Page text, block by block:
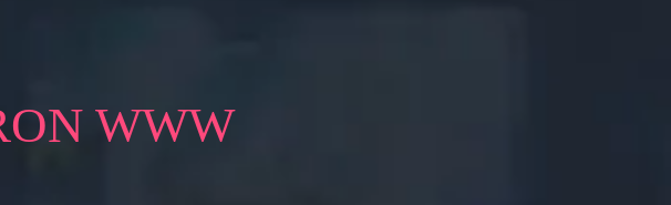
WWW